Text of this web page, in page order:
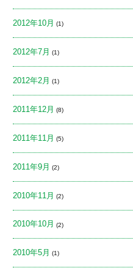
2012年10月 (1)
2012年7月 (1)
2012年2月 (1)
2011年12月 (8)
2011年11月 (5)
2011年9月 (2)
2010年11月 (2)
2010年10月 (2)
2010年5月 (1)